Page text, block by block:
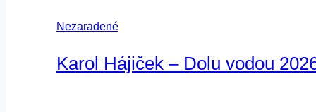
Nezaradené
Karol Hájiček – Dolu vodou